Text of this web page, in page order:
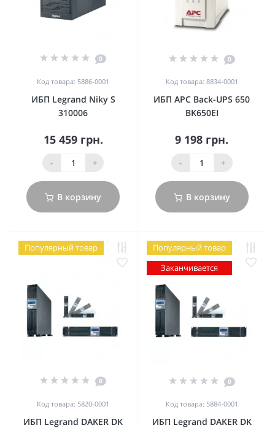
0
Код товара: 5886-0001
ИБП Legrand Niky S
310006
15 459 грн.
- +
В корзину
0
Код товара: 8834-0001
ИБП APC Back-UPS 650
BK650EI
9 198 грн.
- +
В корзину
Популярный товар
0
Код товара: 5820-0001
ИБП Legrand DAKER DK
Популярный товар
Заканчивается
0
Код товара: 5884-0001
ИБП Legrand DAKER DK